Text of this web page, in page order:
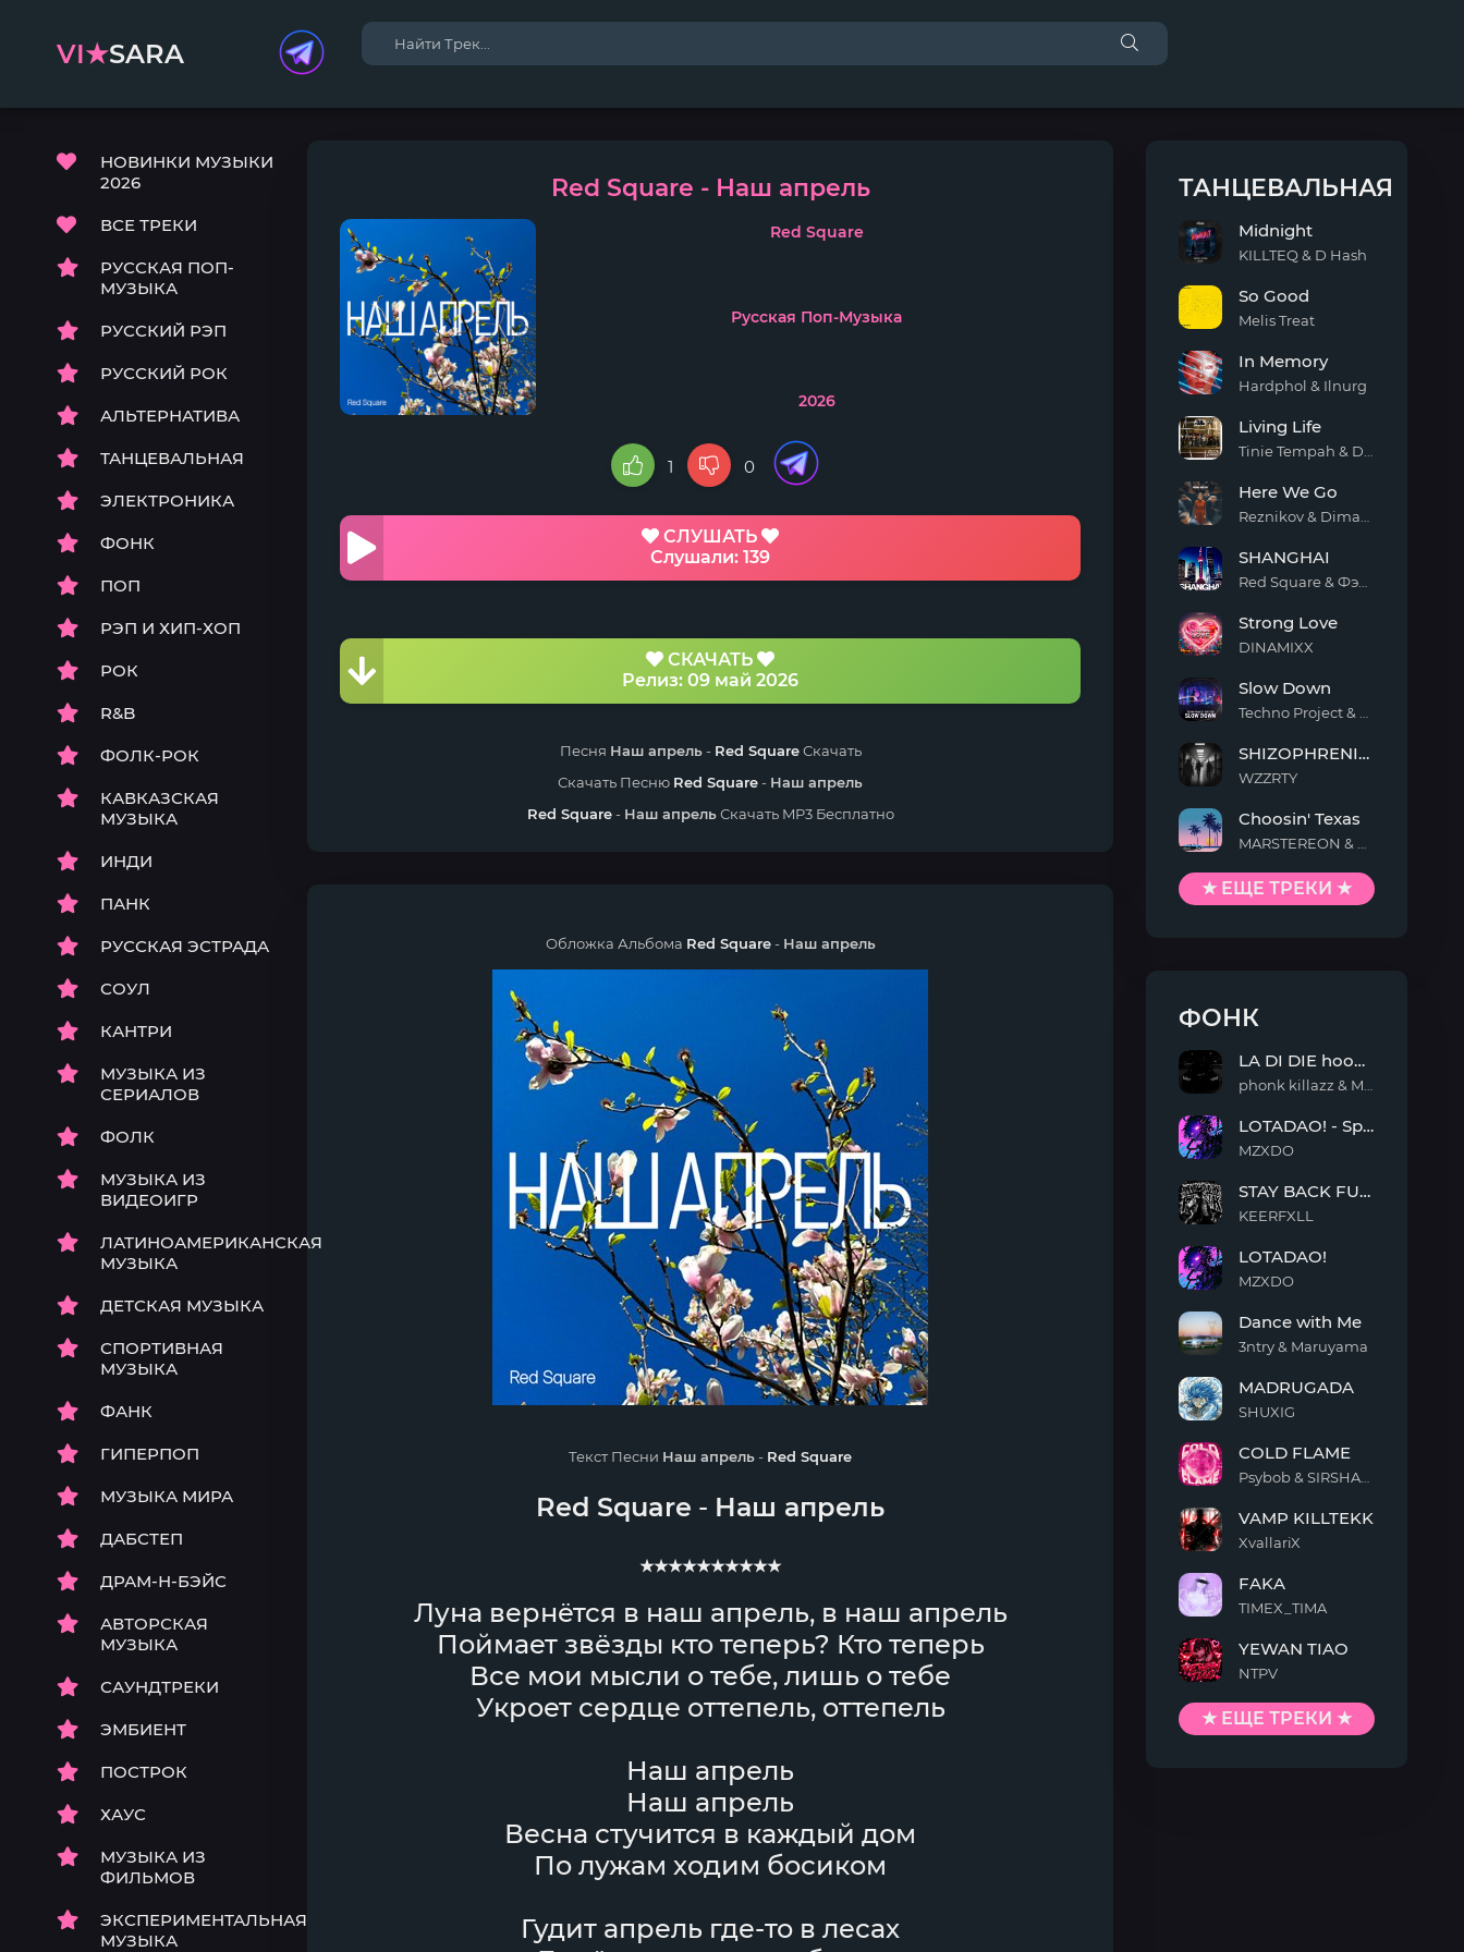
VI★SARA
НОВИНКИ МУЗЫКИ
2026
ВСЕ ТРЕКИ
РУССКАЯ ПОП-
МУЗЫКА
РУССКИЙ РЭП
РУССКИЙ РОК
АЛЬТЕРНАТИВА
ТАНЦЕВАЛЬНАЯ
ЭЛЕКТРОНИКА
ФОНК
ПОП
РЭП И ХИП-ХОП
РОК
R&B
ФОЛК-РОК
КАВКАЗСКАЯ
МУЗЫКА
ИНДИ
ПАНК
РУССКАЯ ЭСТРАДА
СОУЛ
КАНТРИ
МУЗЫКА ИЗ
СЕРИАЛОВ
ФОЛК
МУЗЫКА ИЗ
ВИДЕОИГР
ЛАТИНОАМЕРИКАНСКАЯ
МУЗЫКА
ДЕТСКАЯ МУЗЫКА
СПОРТИВНАЯ
МУЗЫКА
ФАНК
ГИПЕРПОП
МУЗЫКА МИРА
ДАБСТЕП
ДРАМ-Н-БЭЙС
АВТОРСКАЯ
МУЗЫКА
САУНДТРЕКИ
ЭМБИЕНТ
ПОСТРОК
ХАУС
МУЗЫКА ИЗ
ФИЛЬМОВ
ЭКСПЕРИМЕНТАЛЬНАЯ
МУЗЫКА
Red Square - Наш апрель
Red Square
Русская Поп-Музыка
2026
1 0
СЛУШАТЬ
Слушали: 139
СКАЧАТЬ
Релиз: 09 май 2026
Песня Наш апрель- Red SquareСкачать
Скачать Песню Red Square- Наш апрель
Red Square- Наш апрельСкачать MP3 Бесплатно
Обложка Альбома Red Square- Наш апрель
Текст Песни Наш апрель- Red Square
Red Square - Наш апрель
★★★★★★★★★★
Луна вернётся в наш апрель, в наш апрель
Поймает звёзды кто теперь? Кто теперь
Все мои мысли о тебе, лишь о тебе
Укроет сердце оттепель, оттепель
Наш апрель
Наш апрель
Весна стучится в каждый дом
По лужам ходим босиком
Гудит апрель где-то в лесах
ТАНЦЕВАЛЬНАЯ
Midnight
KILLTEQ & D Hash
Good
So Good
Melis Treat
Memory
In Memory
Hardphol & Ilnurg
Life
Living Life
We
Go
Here We Go
SHANGHAI
Love
Strong Love
DINAMIXX
Down
Slow Down
(Slowed)
SHIZOPHRENIA (Slowed)
WZZRTY
Texas
Choosin' Texas
★ ЕЩЕ ТРЕКИ ★
ФОНК
DI
DIE
LA DI DIE hoodtrap
-
Sped
LOTADAO! - Sped Up
MZXDO
BACK
FUNK
STAY BACK FUNK
KEERFXLL
LOTADAO!
MZXDO
with
Me
Dance with Me
3ntry & Maruyama
MADRUGADA
SHUXIG
FLAME
COLD FLAME
KILLTEKK
VAMP KILLTEKK
XvallariX
FAKA
TIMEX_TIMA
TIAO
YEWAN TIAO
NTPV
★ ЕЩЕ ТРЕКИ ★